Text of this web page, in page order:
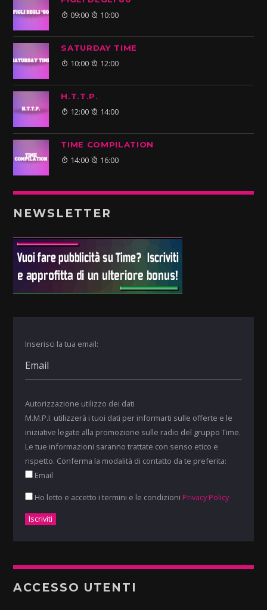
09:00 10:00
SATURDAY TIME
10:00 12:00
H.T.T.P.
12:00 14:00
TIME COMPILATION
14:00 16:00
NEWSLETTER
Inserisci la tua email:
Autorizzazione utilizzo dei dati
M.M.P.I. utilizzerà i tuoi dati per informarti sulle offerte e le
iniziative legate alla promozione sulle radio del gruppo Time.
Le tue informazioni saranno trattate con senso etico e
rispetto. Conferma la modalità di contatto da te preferita:
Email
Ho letto e accetto i termini e le condizioni Privacy Policy
ACCESSO UTENTI